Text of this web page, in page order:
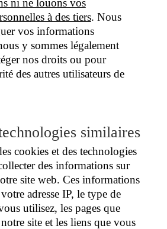
ni ne louons vos
à des tiers. Nous
vos informations
y sommes légalement
nos droits ou pour
des autres utilisateurs de
similaires
cookies et des technologies
des informations sur
site web. Ces informations
adresse IP, le type de
utilisez, les pages que
site et les liens que vous